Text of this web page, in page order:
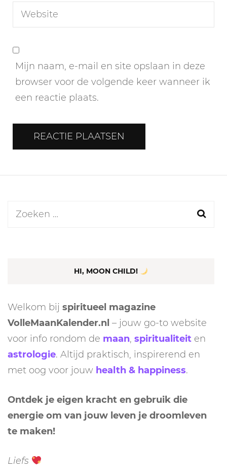
Mijn naam, e-mail en site opslaan in deze
browser voor de volgende keer wanneer ik
een reactie plaats.
Zoeken
HI, MOON CHILD!
Welkom bij spiritueel magazine
VolleMaanKalender.nl – jouw go-to website
voor info rondom de maan, spiritualiteit en
astrologie. Altijd praktisch, inspirerend en
met oog voor jouw health & happiness.
Ontdek je eigen kracht en gebruik die
energie om van jouw leven je droomleven
te maken!
Liefs